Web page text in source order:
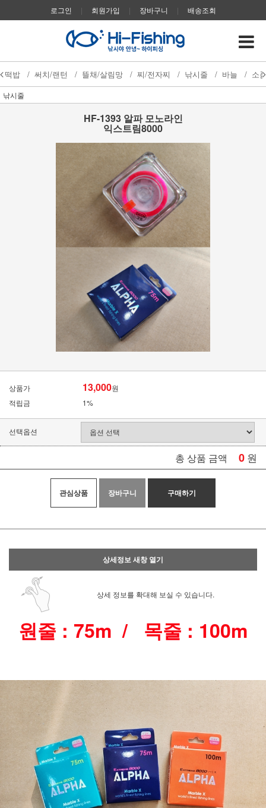
로그인 | 회원가입 | 장바구니 | 배송조회
떡밥 / 써치/랜턴 / 뜰채/살림망 / 찌/전자찌 / 낚시줄 / 바늘 / 소
낚시줄
HF-1393 알파 모노라인
익스트림8000
상품가 13,000원
적립금
1%
선택옵션
총 상품 금액 0 원
관심상품 장바구니 구매하기
상세정보 새창 열기
상세 정보를 확대해 보실 수 있습니다.
원줄 : 75m / 목줄 : 100m